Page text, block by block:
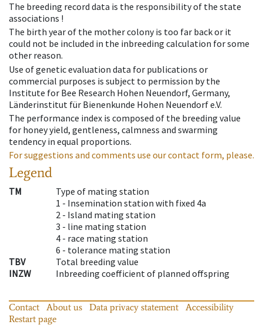
The breeding record data is the responsibility of the state
associations !
The birth year of the mother colony is too far back or it
could not be included in the inbreeding calculation for some
other reason.
Use of genetic evaluation data for publications or
commercial purposes is subject to permission by the
Institute for Bee Research Hohen Neuendorf, Germany,
Länderinstitut für Bienenkunde Hohen Neuendorf e.V.
The performance index is composed of the breeding value
for honey yield, gentleness, calmness and swarming
tendency in equal proportions.
For suggestions and comments use our contact form, please.
Legend
TM
Type of mating station
1 - Insemination station with fixed 4a
2 - Island mating station
3 - line mating station
4 - race mating station
6 - tolerance mating station
TBV
Total breeding value
INZW
Inbreeding coefficient of planned offspring
Contact About us Data privacy statement
Accessibility
Restart page